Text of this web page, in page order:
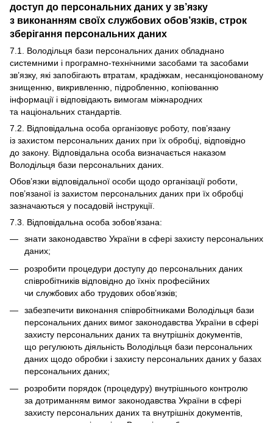
доступ до персональних даних у зв’язку
з виконанням своїх службових обов’язків, строк
зберігання персональних даних
7.1. Володільця бази персональних даних обладнано
системними і програмно-технічними засобами та засобами
зв’язку, які запобігають втратам, крадіжкам, несанкціонованому
знищенню, викривленню, підробленню, копіюванню
інформації і відповідають вимогам міжнародних
та національних стандартів.
7.2. Відповідальна особа організовує роботу, пов’язану
із захистом персональних даних при їх обробці, відповідно
до закону. Відповідальна особа визначається наказом
Володільця бази персональних даних.
Обов’язки відповідальної особи щодо організації роботи,
пов’язаної із захистом персональних даних при їх обробці
зазначаються у посадовій інструкції.
7.3. Відповідальна особа зобов’язана:
знати законодавство України в сфері захисту персональних
даних;
розробити процедури доступу до персональних даних
співробітників відповідно до їхніх професійних
чи службових або трудових обов’язків;
забезпечити виконання співробітниками Володільця бази
персональних даних вимог законодавства України в сфері
захисту персональних даних та внутрішніх документів,
що регулюють діяльність Володільця бази персональних
даних щодо обробки і захисту персональних даних у базах
персональних даних;
розробити порядок (процедуру) внутрішнього контролю
за дотриманням вимог законодавства України в сфері
захисту персональних даних та внутрішніх документів,